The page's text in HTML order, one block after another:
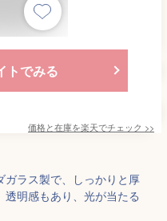
トでみる
価格と在庫を楽天でチェック >>
ラス製で、しっかりと厚
明感もあり、光が当たる